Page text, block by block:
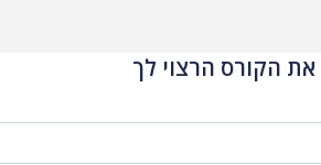
הקורס הרצוי לך